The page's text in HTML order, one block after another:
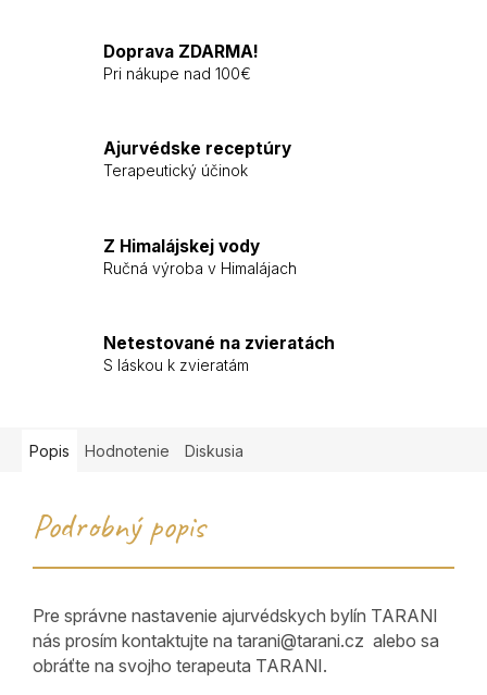
Doprava ZDARMA!
Pri nákupe nad 100€
Ajurvédske receptúry
Terapeutický účinok
Z Himalájskej vody
Ručná výroba v Himalájach
Netestované na zvieratách
S láskou k zvieratám
Popis Hodnotenie Diskusia
Podrobný popis
Pre správne nastavenie ajurvédskych bylín TARANI
nás prosím kontaktujte na tarani@tarani.cz alebo sa
obráťte na svojho terapeuta TARANI.